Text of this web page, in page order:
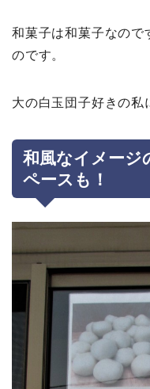
和菓子は和菓子なので
のです。
大の白玉団子好きの私
和風なイメージ
ペースも！